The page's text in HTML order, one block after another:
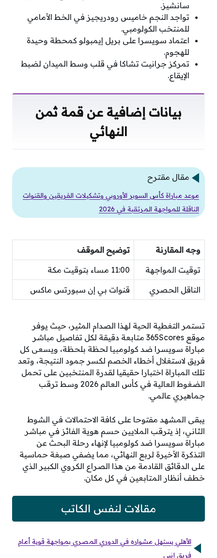
سانشيز.
تواجد النجم خاميس رودريجيز في الخط الأمامي
للمنتخب الكولومبي.
اعتماد سويسرا على بريل إيمبولو كمحطة وحيدة
للهجوم.
تمركز جرانيت تشاكا في قلب وسط الميدان لضبط
الإيقاع.
بيانات إضافية عن قمة ثمن
النهائي
مقال مقترح
موعد مباراة كأس السوبر الأوروبي وتشكيلات الفريقين والقنوات
الناقلة للمواجهة المرتقبة في 2026
وجه المقارنة توضيح الموقف
توقيت المواجهة 11:00 مساء بتوقيت مكة
الناقل الحصري قنوات بي إن سبورتس ماكس
تستمر التغطية الحية لهذا الصدام المثير، حيث يوفر
موقع 365Scores متابعة دقيقة لكل تفاصيل مباشر
مباراة سويسرا ضد كولومبيا لحظة بلحظة، ويسعى كل
فريق لاستغلال أخطاء الخصم لكسر جمود النتيجة، وتعد
تلك المباراة اختبارا حقيقيا لقدرة المنتخبين على تحمل
الضغوط العالية في كأس العالم 2026 وسط ترقب
جماهيري عالمي.
يبقى المشهد مفتوحا على كافة الاحتمالات في الشوط
الثاني، إذ يترقب الملايين حسم هوية الفائز في مباشر
مباراة سويسرا ضد كولومبيا لإنهاء رحلة البحث عن
التذكرة الأخيرة لربع النهائي، مما يضفي صبغة حماسية
على الدقائق القادمة من هذا الصراع الكروي الكبير الذي
خطف أنظار المتابعين في كل مكان.
مقالات لنفس الكاتب
الأهلي يستهل مشواره في الدوري المصري بمواجهة قوية أمام
فريق إنبي